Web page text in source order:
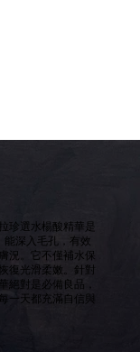
珍選水楊酸精華是
深入毛孔，有效
況。它不僅補水保
復光滑柔嫩。針對
絕對是必備良品，
一天都充滿自信與